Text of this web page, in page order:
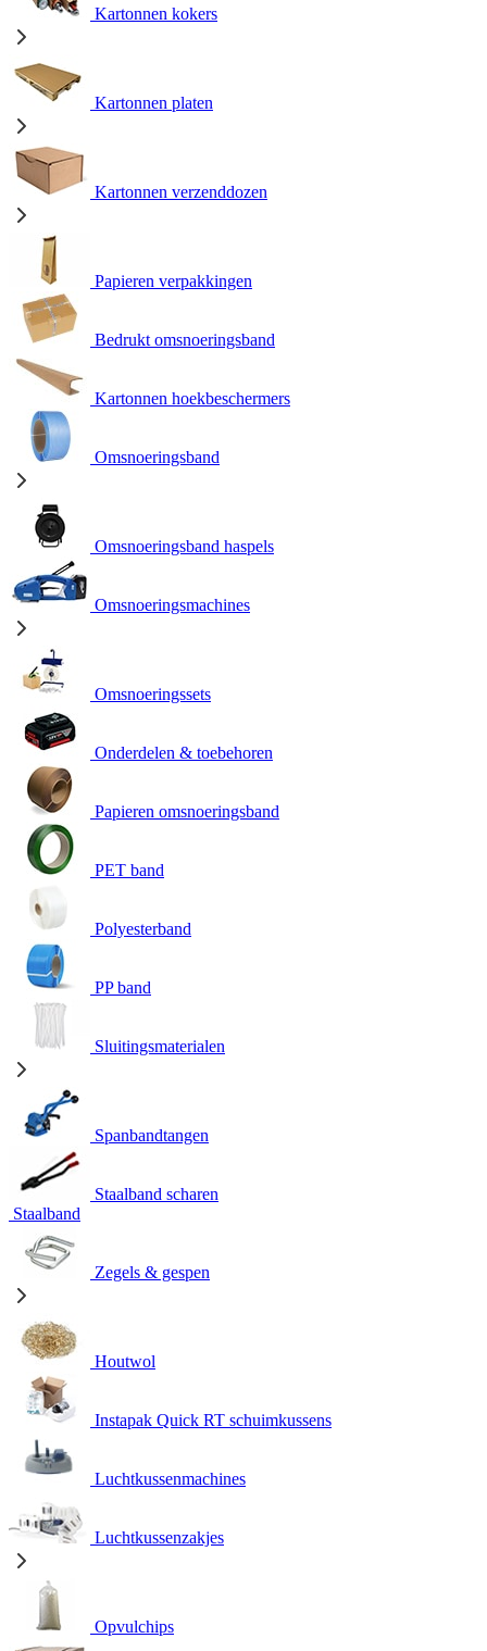
Kartonnen kokers
Kartonnen platen
Kartonnen verzenddozen
Papieren verpakkingen
Bedrukt omsnoeringsband
Kartonnen hoekbeschermers
Omsnoeringsband
Omsnoeringsband haspels
Omsnoeringsmachines
Omsnoeringssets
Onderdelen & toebehoren
Papieren omsnoeringsband
PET band
Polyesterband
PP band
Sluitingsmaterialen
Spanbandtangen
Staalband scharen
Staalband
Zegels & gespen
Houtwol
Instapak Quick RT schuimkussens
Luchtkussenmachines
Luchtkussenzakjes
Opvulchips